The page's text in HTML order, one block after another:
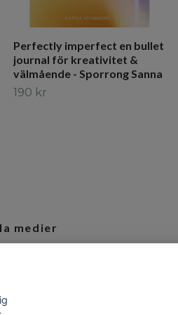
Perfectly imperfect en bullet
journal för kreativitet &
välmående - Sporrong Sanna
190 kr
medier